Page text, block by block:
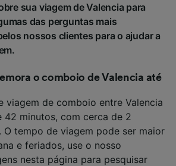
sua viagem de Valencia para
das perguntas mais
nossos clientes para o ajudar a
o comboio de Valencia até
viagem de comboio entre Valencia
42 minutos, com cerca de 2
tempo de viagem pode ser maior
e feriados, use o nosso
nesta página para pesquisar